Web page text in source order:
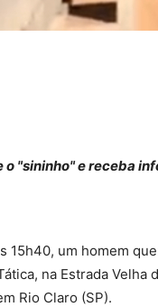
o "sininho" e receba
15h40, um homem
na Estrada Velha
Rio Claro (SP).